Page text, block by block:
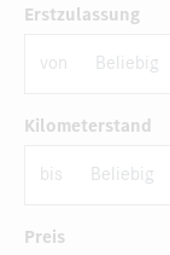
Erstzulassung
von
Kilometerstand
bis
Preis